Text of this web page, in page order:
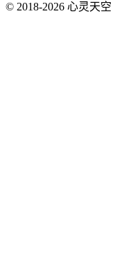
© 2018-2026 心灵天空